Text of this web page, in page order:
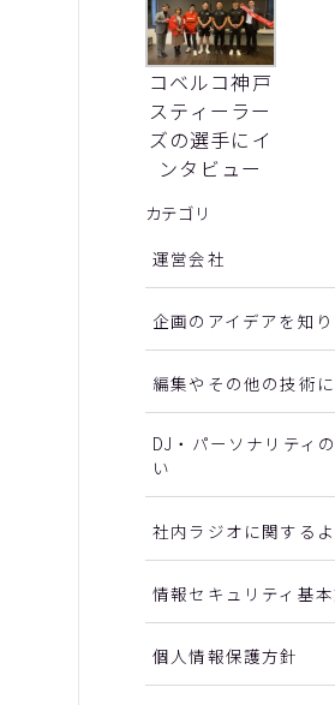
コベルコ神戸
スティーラー
ズの選手にイ
ンタビュー
カテゴリ
運営会社
企画のアイデアを知
編集やその他の技術
DJ・パーソナリティ
い
社内ラジオに関する
情報セキュリティ基
個人情報保護方針